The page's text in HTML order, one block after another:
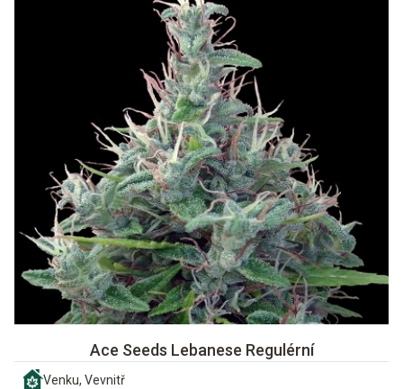
Ace Seeds Lebanese Regulérní
Venku, Vevnitř